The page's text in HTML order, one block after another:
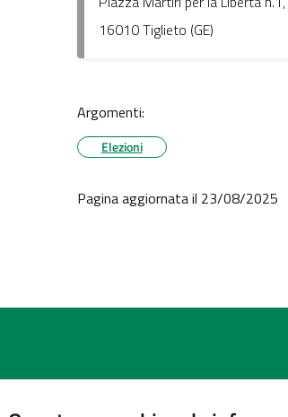
16010 Tiglieto (GE)
Argomenti:
Elezioni
Pagina aggiornata il 23/08/2025